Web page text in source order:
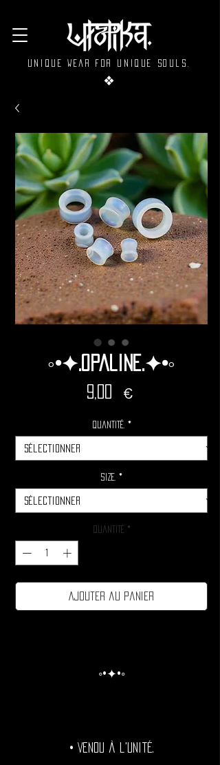
Unique wear for unique souls.
❖
◦•✦.Opaline.✦•◦
9,00 €Prix
Quantité. *
Size. *
Quantité *
Ajouter au panier
◦•✦•◦
• Vendu à l'unité.